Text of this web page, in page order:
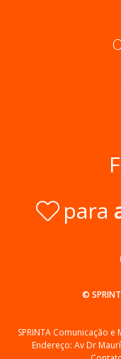
para
©
SPRINTA Comunicação
Endereço: Av Dr